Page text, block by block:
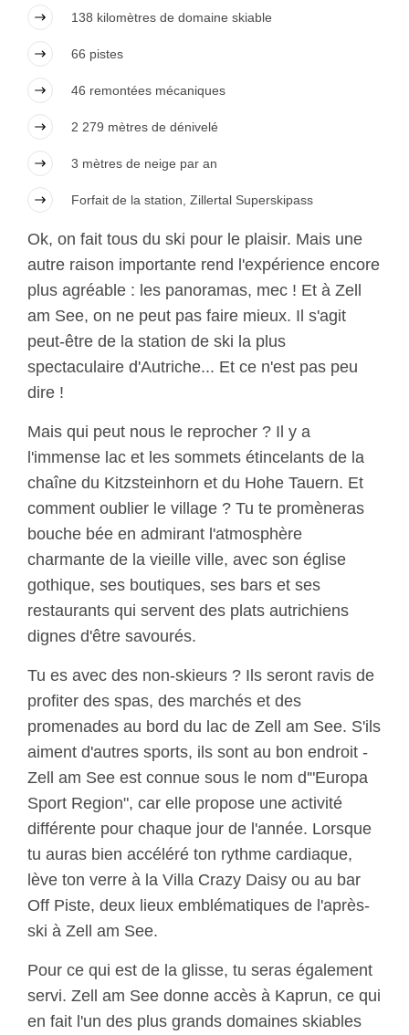
138 kilomètres de domaine skiable
66 pistes
46 remontées mécaniques
2 279 mètres de dénivelé
3 mètres de neige par an
Forfait de la station, Zillertal Superskipass
Ok, on fait tous du ski pour le plaisir. Mais une
autre raison importante rend l'expérience encore
plus agréable : les panoramas, mec ! Et à Zell
am See, on ne peut pas faire mieux. Il s'agit
peut-être de la station de ski la plus
spectaculaire d'Autriche... Et ce n'est pas peu
dire !
Mais qui peut nous le reprocher ? Il y a
l'immense lac et les sommets étincelants de la
chaîne du Kitzsteinhorn et du Hohe Tauern. Et
comment oublier le village ? Tu te promèneras
bouche bée en admirant l'atmosphère
charmante de la vieille ville, avec son église
gothique, ses boutiques, ses bars et ses
restaurants qui servent des plats autrichiens
dignes d'être savourés.
Tu es avec des non-skieurs ? Ils seront ravis de
profiter des spas, des marchés et des
promenades au bord du lac de Zell am See. S'ils
aiment d'autres sports, ils sont au bon endroit -
Zell am See est connue sous le nom d'"Europa
Sport Region", car elle propose une activité
différente pour chaque jour de l'année. Lorsque
tu auras bien accéléré ton rythme cardiaque,
lève ton verre à la Villa Crazy Daisy ou au bar
Off Piste, deux lieux emblématiques de l'après-
ski à Zell am See.
Pour ce qui est de la glisse, tu seras également
servi. Zell am See donne accès à Kaprun, ce qui
en fait l'un des plus grands domaines skiables